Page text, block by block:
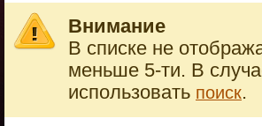
Внимание
В списке не
меньше 5-ти. В
использовать поиск.